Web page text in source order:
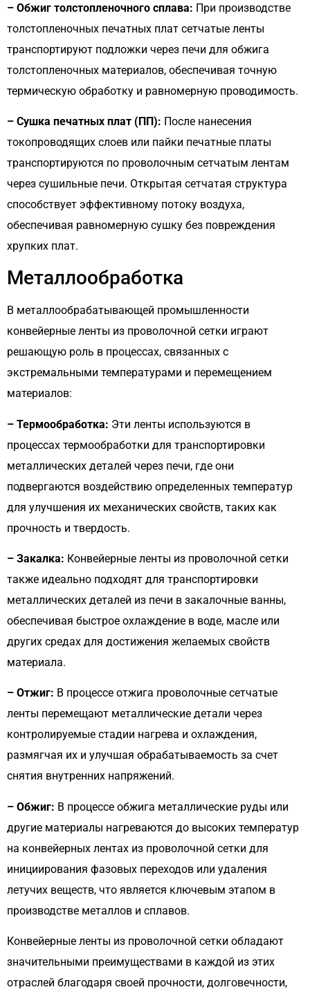
– Обжиг толстопленочного сплава: При производстве
толстопленочных печатных плат сетчатые ленты
транспортируют подложки через печи для обжига
толстопленочных материалов, обеспечивая точную
термическую обработку и равномерную проводимость.
– Сушка печатных плат (ПП): После нанесения
токопроводящих слоев или пайки печатные платы
транспортируются по проволочным сетчатым лентам
через сушильные печи. Открытая сетчатая структура
способствует эффективному потоку воздуха,
обеспечивая равномерную сушку без повреждения
хрупких плат.
Металлообработка
В металлообрабатывающей промышленности
конвейерные ленты из проволочной сетки играют
решающую роль в процессах, связанных с
экстремальными температурами и перемещением
материалов:
– Термообработка: Эти ленты используются в
процессах термообработки для транспортировки
металлических деталей через печи, где они
подвергаются воздействию определенных температур
для улучшения их механических свойств, таких как
прочность и твердость.
– Закалка: Конвейерные ленты из проволочной сетки
также идеально подходят для транспортировки
металлических деталей из печи в закалочные ванны,
обеспечивая быстрое охлаждение в воде, масле или
других средах для достижения желаемых свойств
материала.
– Отжиг: В процессе отжига проволочные сетчатые
ленты перемещают металлические детали через
контролируемые стадии нагрева и охлаждения,
размягчая их и улучшая обрабатываемость за счет
снятия внутренних напряжений.
– Обжиг: В процессе обжига металлические руды или
другие материалы нагреваются до высоких температур
на конвейерных лентах из проволочной сетки для
инициирования фазовых переходов или удаления
летучих веществ, что является ключевым этапом в
производстве металлов и сплавов.
Конвейерные ленты из проволочной сетки обладают
значительными преимуществами в каждой из этих
отраслей благодаря своей прочности, долговечности,